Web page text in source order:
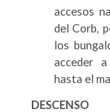
accesos
del Corb,
los
acceder
hasta el
DESCENSO